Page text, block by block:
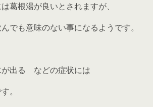
葛根湯が良いとされますが、
でも意味のない事になるようです。
出る などの症状には
。